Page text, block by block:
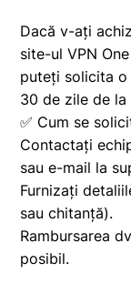
Dacă v-ați
site-ul VPN
puteți solicita o
30 de zile de la
✅ Cum se
Contactați
sau e-mail la
Furnizați
sau chitanță).
Rambursarea
posibil.